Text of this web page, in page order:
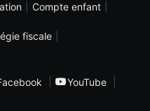
Compte enfant
fiscale
YouTube